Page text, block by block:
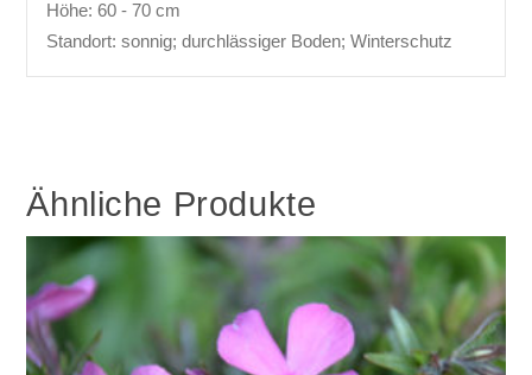
Höhe: 60 - 70 cm
Standort: sonnig; durchlässiger Boden; Winterschutz
Ähnliche Produkte